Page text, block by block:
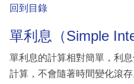
回到目錄
單利息（Simple
單利息的計算相對簡單，利
計算，不會隨著時間變化滾